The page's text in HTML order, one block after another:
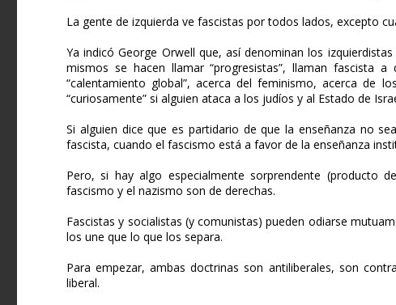
La gente de izquierda ve fascistas por todos lados, excepto
Ya indicó George Orwell que, así denominan los
mismos se hacen llamar “progresistas”, llaman fascista
“calentamiento global”, acerca del feminismo, acerca de
“curiosamente” si alguien ataca a los judíos y al Estado de
Si alguien dice que es partidario de que la enseñanza no
fascista, cuando el fascismo está a favor de la enseñanza
Pero, si hay algo especialmente sorprendente (producto
fascismo y el nazismo son de derechas.
Fascistas y socialistas (y comunistas) pueden odiarse
los une que lo que los separa.
Para empezar, ambas doctrinas son antiliberales, son
liberal.